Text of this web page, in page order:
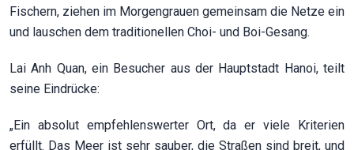
Fischern, ziehen im Morgengrauen gemeinsam die Netze ein
und lauschen dem traditionellen Choi- und Boi-Gesang.
Lai Anh Quan, ein Besucher aus der Hauptstadt Hanoi, teilt
seine Eindrücke:
„Ein absolut empfehlenswerter Ort, da er viele Kriterien
erfüllt. Das Meer ist sehr sauber, die Straßen sind breit, und